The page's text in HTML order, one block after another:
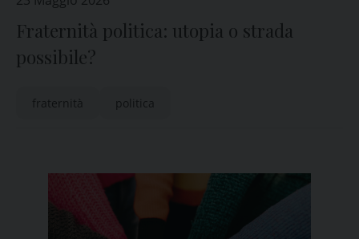
Fraternità politica: utopia o strada
possibile?
fraternità politica